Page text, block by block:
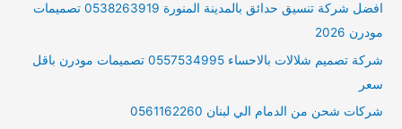
افضل شركة تنسيق حدائق بالمدينة المنورة 0538263919 تصميمات
مودرن 2026
شركة تصميم شلالات بالاحساء 0557534995 تصميمات مودرن باقل
سعر
شركات شحن من الدمام الي لبنان 0561162260